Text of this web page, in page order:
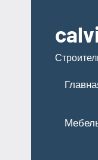
содержимому